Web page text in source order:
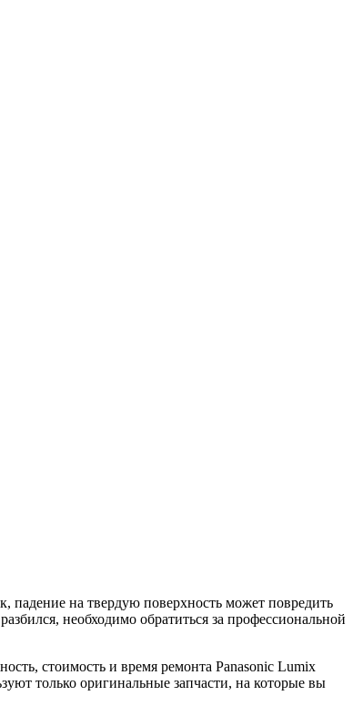
падение на твердую поверхность может повредить
необходимо обратиться за профессиональной
стоимость и время ремонта Panasonic Lumix
только оригинальные запчасти, на которые вы